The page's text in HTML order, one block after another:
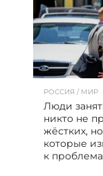
РОССИЯ / МИР
Люди
никто не
жёстких,
которые
к